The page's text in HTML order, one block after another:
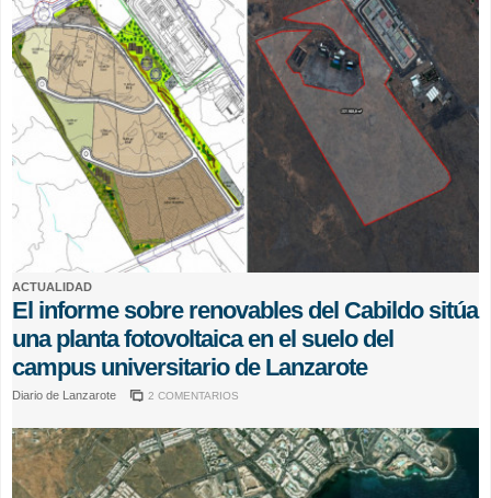
ACTUALIDAD
El informe sobre renovables del Cabildo sitúa
una planta fotovoltaica en el suelo del
campus universitario de Lanzarote
Diario de Lanzarote 2 COMENTARIOS